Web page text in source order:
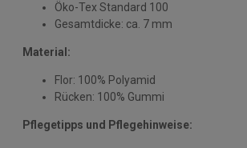
Öko-Tex Standard 100
Gesamtdicke: ca. 7 mm
Material:
Flor: 100% Polyamid
Rücken: 100% Gummi
Pflegetipps und Pflegehinweise: